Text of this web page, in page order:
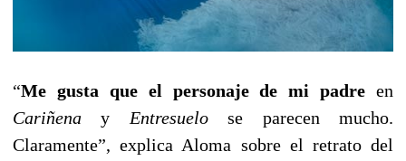
“Me gusta que el personaje de mi padre en
Cariñena y Entresuelose parecen mucho.
Claramente”, explica Aloma sobre el retrato del